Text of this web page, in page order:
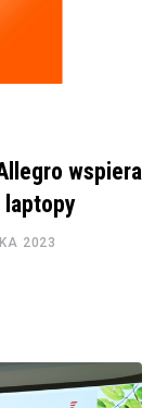
wspiera
laptopy
2023